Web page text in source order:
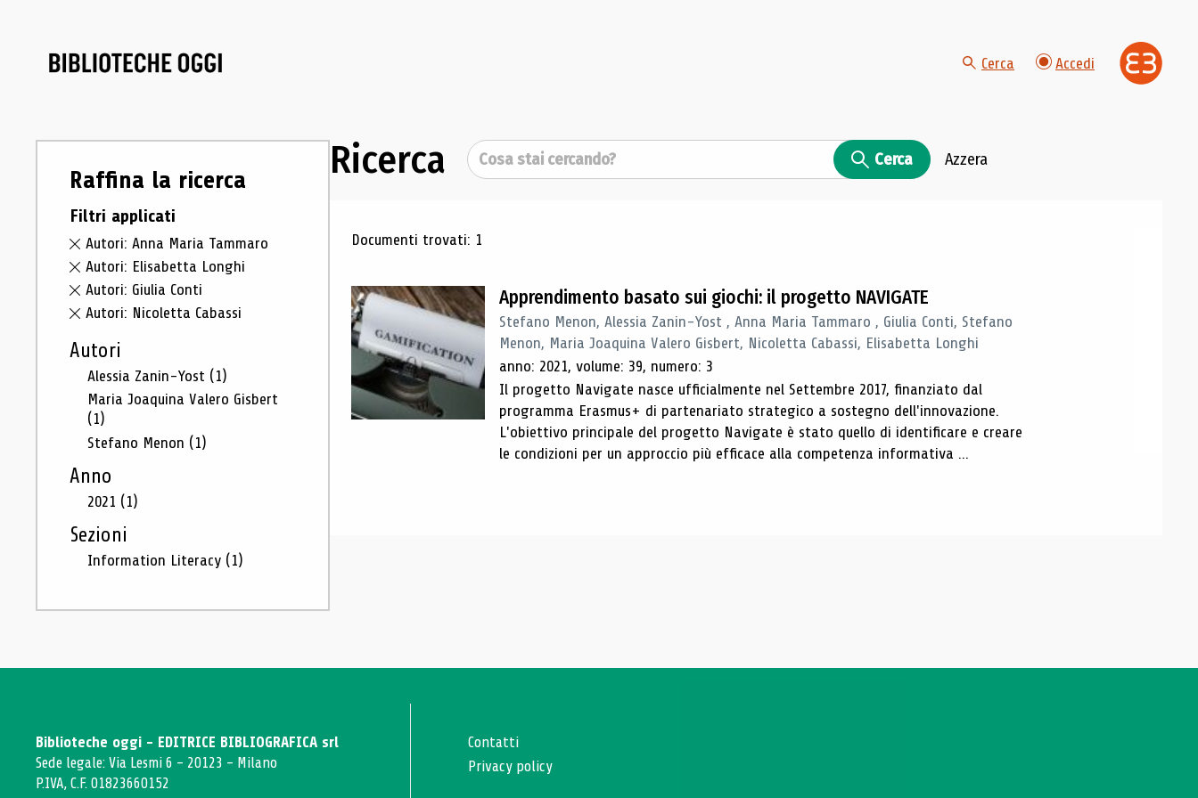
Cerca Accedi
Raffina la ricerca
Filtri applicati
Autori: Anna Maria Tammaro
Autori: Elisabetta Longhi
Autori: Giulia Conti
Autori: Nicoletta Cabassi
Autori
Alessia Zanin-Yost (1)
Maria Joaquina Valero Gisbert
(1)
Stefano Menon (1)
Anno
2021 (1)
Sezioni
Information Literacy (1)
Ricerca Cerca Cerca Azzera
Risultati di ricerca
Documenti trovati: 1
Apprendimento basato sui giochi: il progetto NAVIGATE
Stefano Menon, Alessia Zanin-Yost , Anna Maria Tammaro , Giulia Conti, Stefano
Menon, Maria Joaquina Valero Gisbert, Nicoletta Cabassi, Elisabetta Longhi
anno: 2021, volume: 39, numero: 3
Il progetto Navigate nasce ufficialmente nel Settembre 2017, finanziato dal
programma Erasmus+ di partenariato strategico a sostegno dell'innovazione.
L'obiettivo principale del progetto Navigate è stato quello di identificare e creare
le condizioni per un approccio più efficace alla competenza informativa ...
Biblioteche oggi - EDITRICE BIBLIOGRAFICA srl
Sede legale: Via Lesmi 6 - 20123 - Milano
P.IVA, C.F. 01823660152
Contatti
Privacy policy